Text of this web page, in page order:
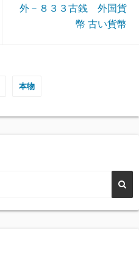
外－８３３古銭 外国貨
幣 古い貨幣
本物